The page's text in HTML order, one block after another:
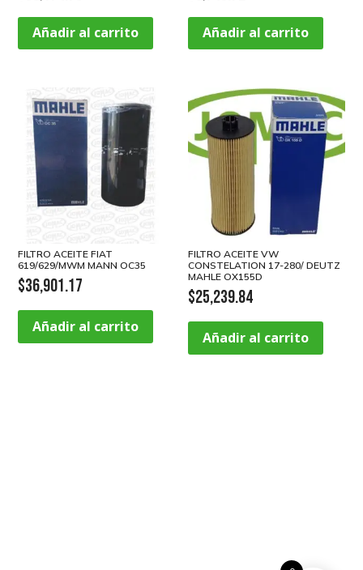
Añadir al carrito Añadir al carrito
FILTRO ACEITE FIAT
619/629/MWM MANN OC35
$36,901.17
Añadir al carrito
FILTRO ACEITE VW
CONSTELATION 17-280/ DEUTZ
MAHLE OX155D
$25,239.84
Añadir al carrito